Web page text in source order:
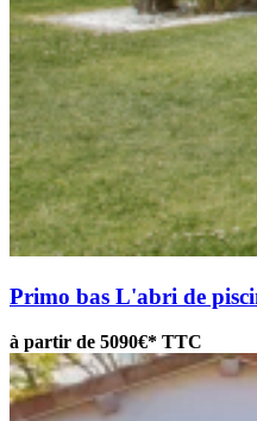
Primo bas L'abri de
à partir de 5090€* TTC